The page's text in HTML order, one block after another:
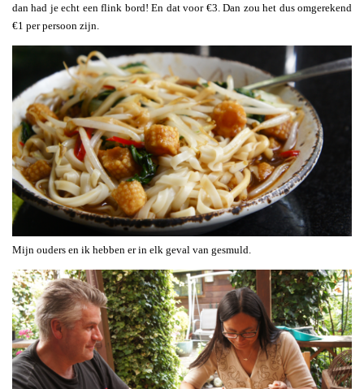
dan had je echt een flink bord! En dat voor €3. Dan zou het dus omgerekend
€1 per persoon zijn.
Mijn ouders en ik hebben er in elk geval van gesmuld.